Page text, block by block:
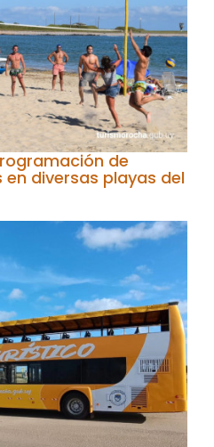
de
diversas playas del